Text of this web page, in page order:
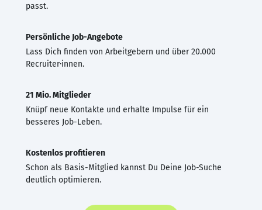
passt.
Persönliche Job-Angebote
Lass Dich finden von Arbeitgebern und über 20.000
Recruiter·innen.
21 Mio. Mitglieder
Knüpf neue Kontakte und erhalte Impulse für ein
besseres Job-Leben.
Kostenlos profitieren
Schon als Basis-Mitglied kannst Du Deine Job-Suche
deutlich optimieren.